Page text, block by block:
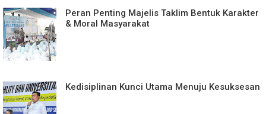
Peran Penting Majelis Taklim Bentuk Karakter
& Moral Masyarakat
Kedisiplinan Kunci Utama Menuju Kesuksesan